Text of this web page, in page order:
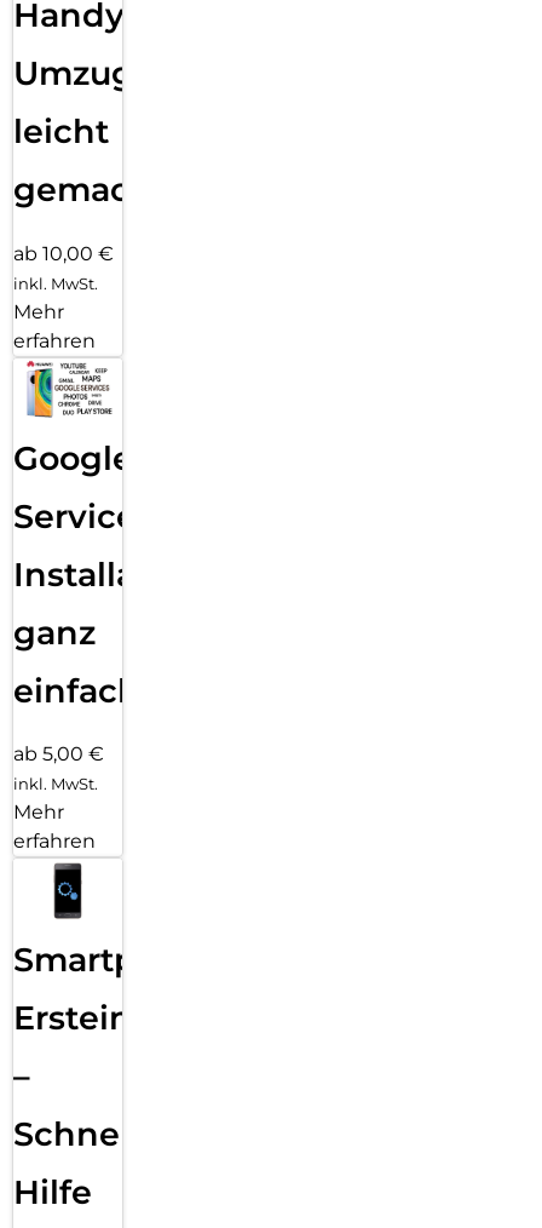
Handy
Umzug
leicht
gemacht!
ab 10,00 €
inkl. MwSt.
Mehr
erfahren
Google
Services
Installation
ganz
einfach
ab 5,00 €
inkl. MwSt.
Mehr
erfahren
Smartphone
Ersteinrichtung
–
Schnelle
Hilfe